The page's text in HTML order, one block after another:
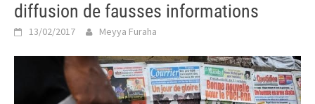
diffusion de fausses informations
13/02/2017 Meyya Furaha